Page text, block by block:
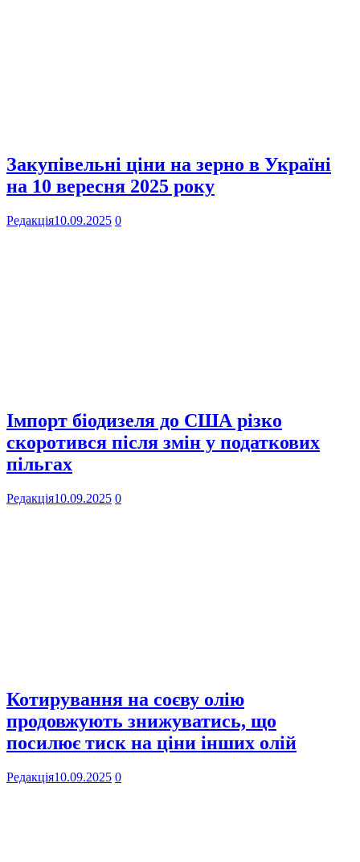
Закупівельні ціни на зерно в Україні
на 10 вересня 2025 року
Редакція10.09.2025 0
Імпорт біодизеля до США різко
скоротився після змін у податкових
пільгах
Редакція10.09.2025 0
Котирування на соєву олію
продовжують знижуватись, що
посилює тиск на ціни інших олій
Редакція10.09.2025 0